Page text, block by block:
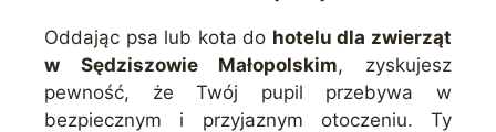
Oddając psa lub kota do hotelu dla zwierząt
w Sędziszowie Małopolskim, zyskujesz
pewność, że Twój pupil przebywa w
bezpiecznym i przyjaznym otoczeniu. Ty